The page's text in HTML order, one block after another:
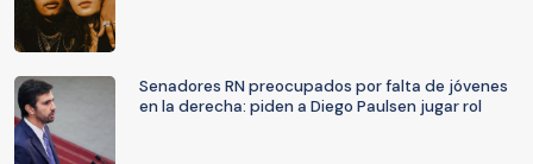
Senadores RN preocupados por falta de jóvenes
en la derecha: piden a Diego Paulsen jugar rol